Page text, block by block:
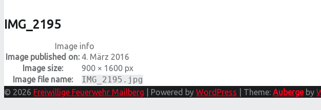
IMG_2195
Image info
Image published on: 4. März 2016
Image size:
900 × 1600 px
Image file name:
IMG_2195.jpg
© 2026 Freiwillige Feuerwehr Mailberg Powered by WordPress Theme: Aubergeby